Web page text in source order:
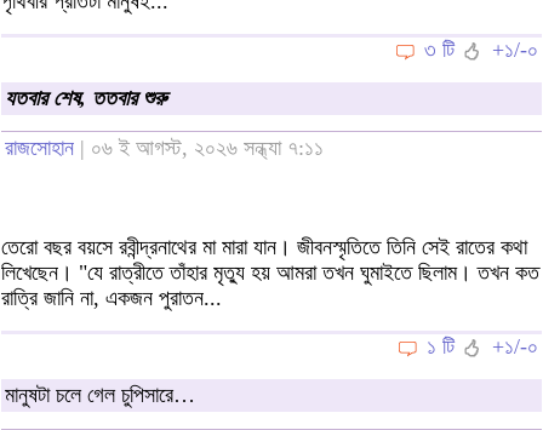
৩ টি
+১/-০
যতবার শেষ, ততবার শুরু
রাজসোহান | ০৬ ই আগস্ট, ২০২৬ সন্ধ্যা ৭:১১
তেরো বছর বয়সে রবীন্দ্রনাথের মা মারা যান। জীবনস্মৃতিতে তিনি সেই রাতের কথা
লিখেছেন। "যে রাত্রীতে তাঁহার মৃত্যু হয় আমরা তখন ঘুমাইতে ছিলাম। তখন কত
রাত্রি জানি না, একজন পুরাতন...
১ টি
+১/-০
মানুষটা চলে গেল চুপিসারে…